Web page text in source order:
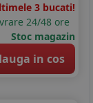
3 bucati!
24/48 ore
Stoc magazin
in cos